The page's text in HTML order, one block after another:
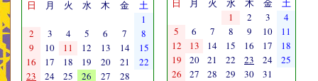
日 月 火 水 木 金
土
1
2
3 4 5 6 7
8
9
10 11 12 13 14
15
16
17 18 19 20 21
22
23
24 25 26 27 28
日 月 火 水 木 金
土
1
2 3
4
5
6 7 8 9 10
11
12
13 14 15 16 17
18
19
20 21 22 23 24
25
26
27 28 29 30 31